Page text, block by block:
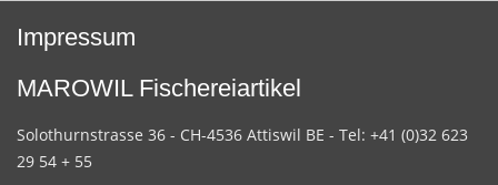
Impressum
MAROWIL Fischereiartikel
Solothurnstrasse 36 - CH-4536 Attiswil BE - Tel: +41 (0)32 623
29 54 + 55